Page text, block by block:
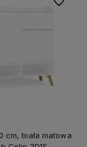
cm, biała matowa